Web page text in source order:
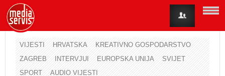
VIJESTI HRVATSKA
KREATIVNO GOSPODARSTVO
ZAGREB
INTERVJUI EUROPSKA UNIJA
SVIJET
SPORT
AUDIO VIJESTI
Korisničko ime